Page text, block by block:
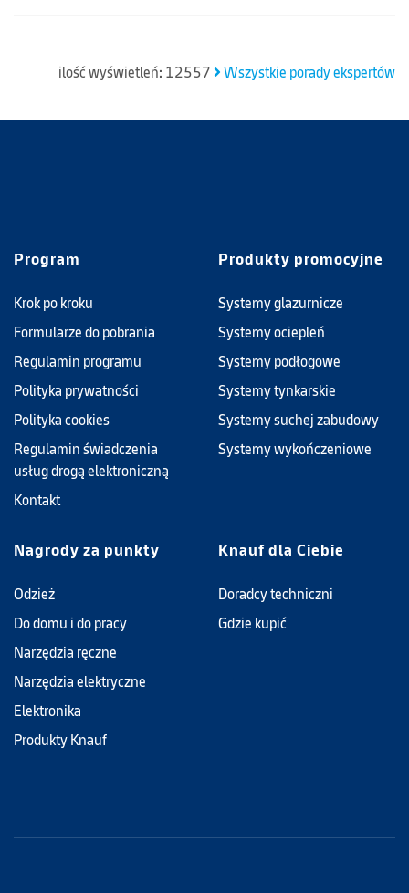
zadbać ozabezpieczenie tych newralgicznych miejsc, aby
ilość wyświetleń: 12557 Wszystkie porady ekspertów
Program
Krok po kroku
Formularze do pobrania
Regulamin programu
Polityka prywatności
Polityka cookies
Regulamin świadczenia
usług drogą elektroniczną
Kontakt
Produkty promocyjne
Systemy glazurnicze
Systemy ociepleń
Systemy podłogowe
Systemy tynkarskie
Systemy suchej zabudowy
Systemy wykończeniowe
Nagrody za punkty
Odzież
Do domu i do pracy
Narzędzia ręczne
Narzędzia elektryczne
Elektronika
Produkty Knauf
Knauf dla Ciebie
Doradcy techniczni
Gdzie kupić